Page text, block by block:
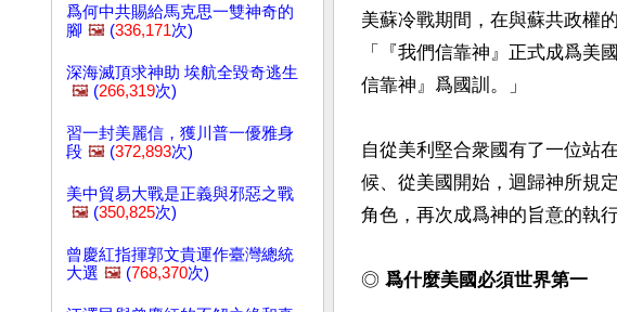
爲何中共賜給馬克思一雙神奇的
腳 🖼️ (336,171次)
深海滅頂求神助 埃航全毀奇逃生
🖼️ (266,319次)
習一封美麗信，獲川普一優雅身
段 🖼️ (372,893次)
美中貿易大戰是正義與邪惡之戰
🖼️ (350,825次)
曾慶紅指揮郭文貴運作臺灣總統
大選 🖼️ (768,370次)
美蘇冷戰期間，在與蘇共政權
「『我們信靠神』正式成爲美
信靠神』爲國訓。」
自從美利堅合衆國有了一位站
候、從美國開始，迴歸神所規
角色，再次成爲神的旨意的執
◎ 爲什麼美國必須世界第一